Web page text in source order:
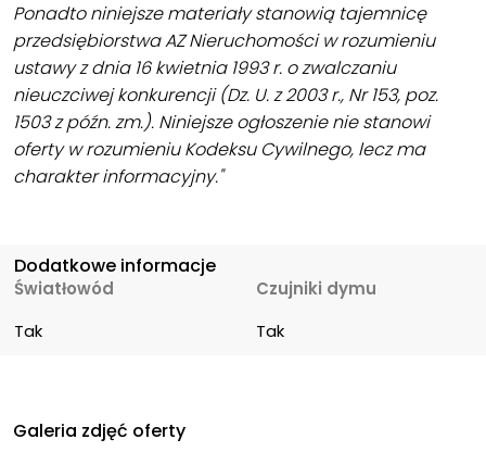
Ponadto niniejsze materiały stanowią tajemnicę
przedsiębiorstwa AZ Nieruchomości w rozumieniu
ustawy z dnia 16 kwietnia 1993 r. o zwalczaniu
nieuczciwej konkurencji (Dz. U. z 2003 r., Nr 153, poz.
1503 z późn. zm.). Niniejsze ogłoszenie nie stanowi
oferty w rozumieniu Kodeksu Cywilnego, lecz ma
charakter informacyjny."
Dodatkowe informacje
Światłowód
Tak
Czujniki dymu
Tak
Galeria zdjęć oferty